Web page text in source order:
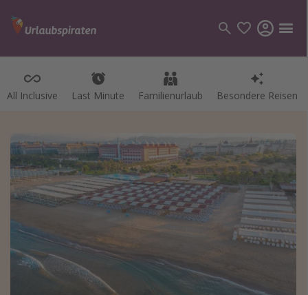
All Inclusive Last Minute Familienurlaub Besondere Reisen
Kategorien
Hotel
Pauschalreisen
Kreuzfahrten
Reiseziele
Alle Reiseziele
Bodensee Urlaub